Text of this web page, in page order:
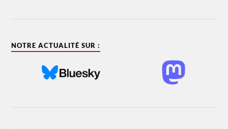
NOTRE ACTUALITÉ SUR :